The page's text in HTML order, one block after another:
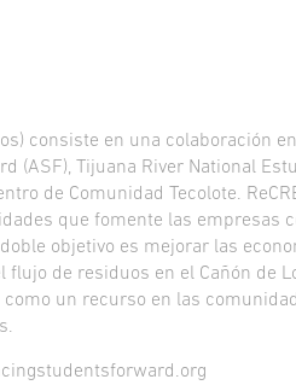
consiste en una colaboración
(ASF), Tijuana River National
de Comunidad Tecolote.
que fomente las empresas
objetivo es mejorar las
de residuos en el Cañón de
un recurso en las